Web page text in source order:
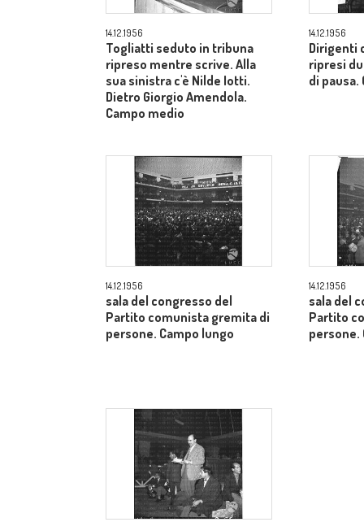
14.12.1956
Togliatti seduto in tribuna
ripreso mentre scrive. Alla
sua sinistra c'è Nilde Iotti.
Dietro Giorgio Amendola.
Campo medio
14.12.1956
Dirigenti
ripresi
di pausa.
14.12.1956
sala del congresso del
Partito comunista gremita di
persone. Campo lungo
14.12.1956
sala del
Partito
persone.